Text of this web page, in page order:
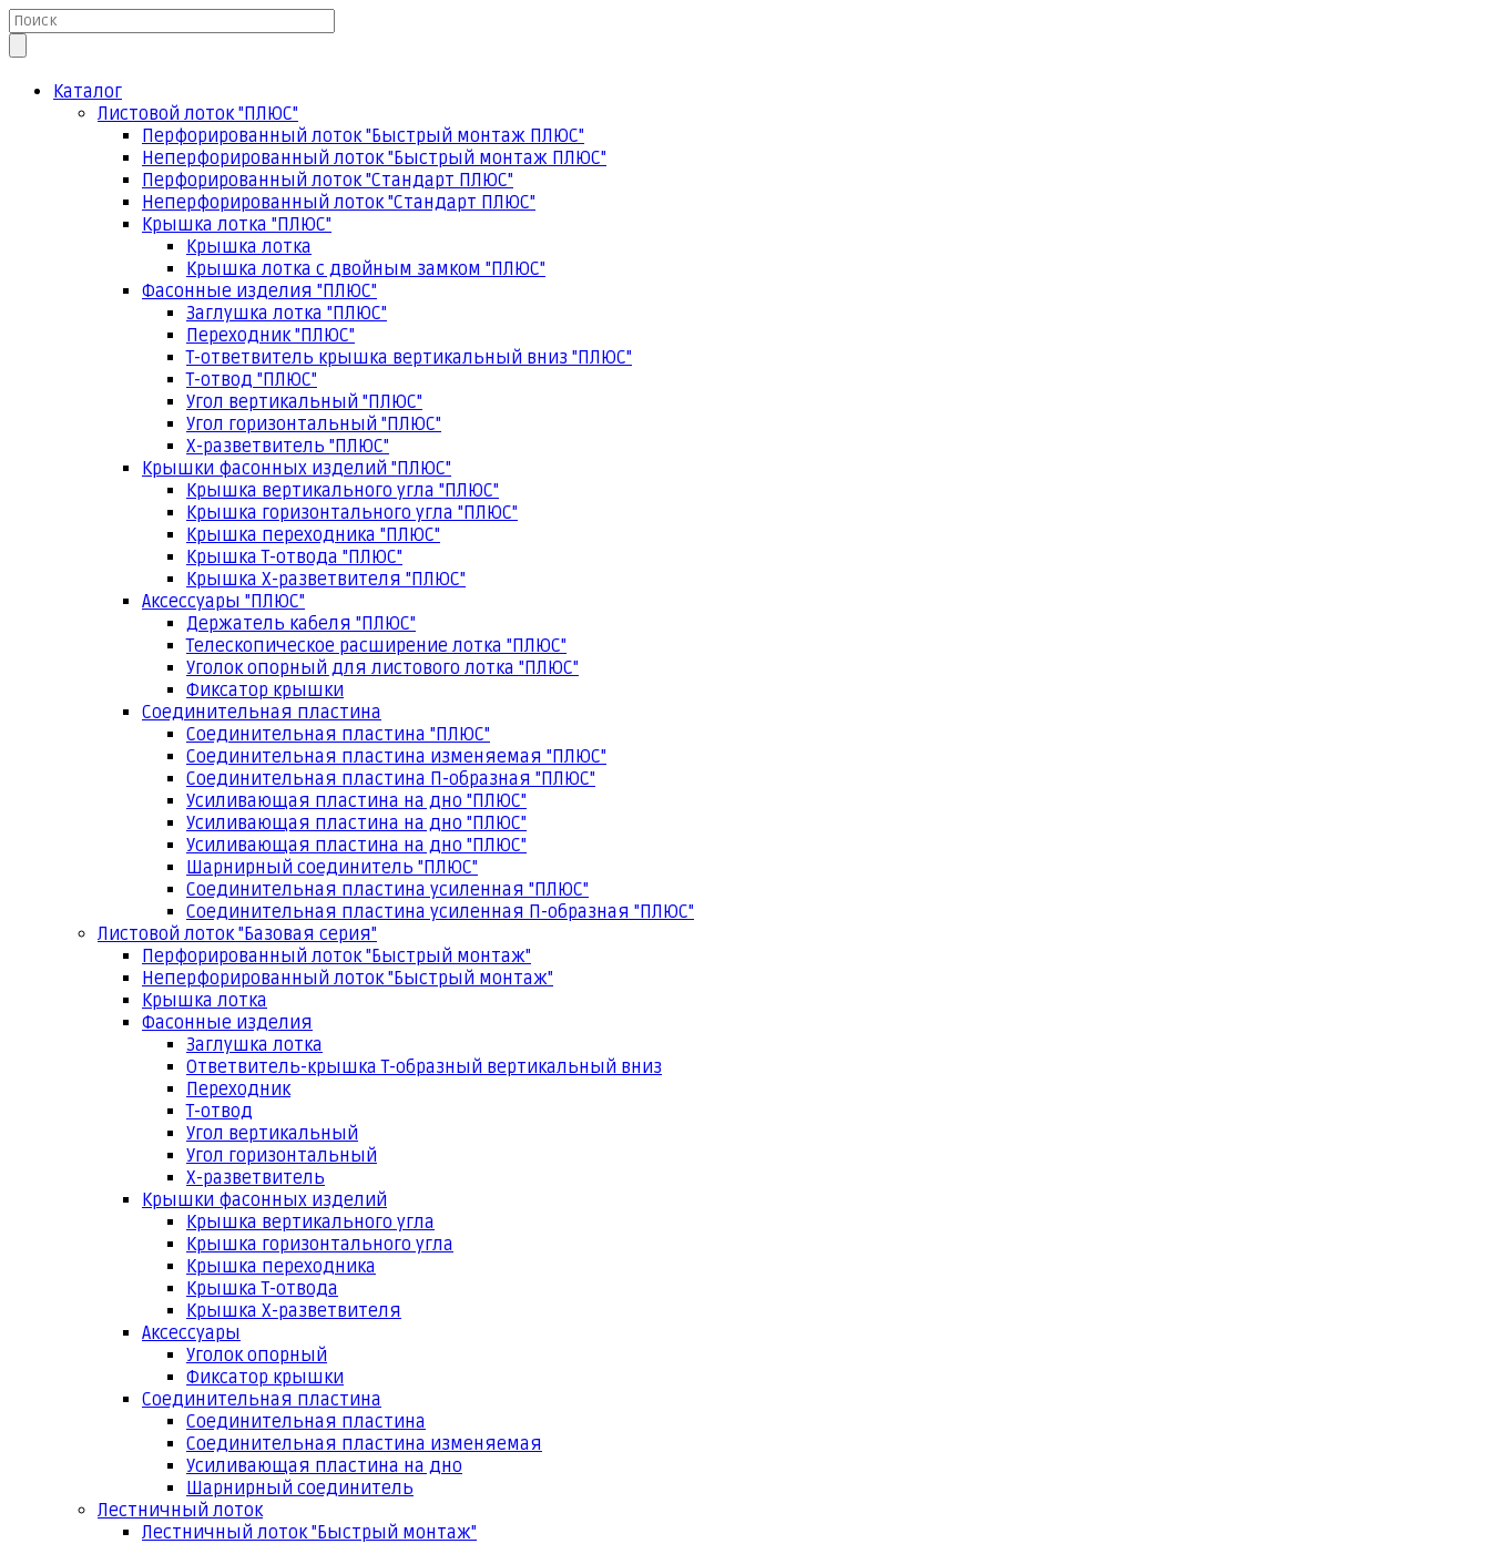
Каталог
Листовой лоток "ПЛЮС"
Перфорированный лоток "Быстрый монтаж ПЛЮС"
Неперфорированный лоток "Быстрый монтаж ПЛЮС"
Перфорированный лоток "Стандарт ПЛЮС"
Неперфорированный лоток "Стандарт ПЛЮС"
Крышка лотка "ПЛЮС"
Крышка лотка
Крышка лотка с двойным замком "ПЛЮС"
Фасонные изделия "ПЛЮС"
Заглушка лотка "ПЛЮС"
Переходник "ПЛЮС"
Т-ответвитель крышка вертикальный вниз "ПЛЮС"
Т-отвод "ПЛЮС"
Угол вертикальный "ПЛЮС"
Угол горизонтальный "ПЛЮС"
Х-разветвитель "ПЛЮС"
Крышки фасонных изделий "ПЛЮС"
Крышка вертикального угла "ПЛЮС"
Крышка горизонтального угла "ПЛЮС"
Крышка переходника "ПЛЮС"
Крышка Т-отвода "ПЛЮС"
Крышка Х-разветвителя "ПЛЮС"
Аксессуары "ПЛЮС"
Держатель кабеля "ПЛЮС"
Телескопическое расширение лотка "ПЛЮС"
Уголок опорный для листового лотка "ПЛЮС"
Фиксатор крышки
Соединительная пластина
Соединительная пластина "ПЛЮС"
Соединительная пластина изменяемая "ПЛЮС"
Соединительная пластина П-образная "ПЛЮС"
Усиливающая пластина на дно "ПЛЮС"
Усиливающая пластина на дно "ПЛЮС"
Усиливающая пластина на дно "ПЛЮС"
Шарнирный соединитель "ПЛЮС"
Соединительная пластина усиленная "ПЛЮС"
Соединительная пластина усиленная П-образная "ПЛЮС"
Листовой лоток "Базовая серия"
Перфорированный лоток "Быстрый монтаж"
Неперфорированный лоток "Быстрый монтаж"
Крышка лотка
Фасонные изделия
Заглушка лотка
Ответвитель-крышка Т-образный вертикальный вниз
Переходник
Т-отвод
Угол вертикальный
Угол горизонтальный
Х-разветвитель
Крышки фасонных изделий
Крышка вертикального угла
Крышка горизонтального угла
Крышка переходника
Крышка Т-отвода
Крышка Х-разветвителя
Аксессуары
Уголок опорный
Фиксатор крышки
Соединительная пластина
Соединительная пластина
Соединительная пластина изменяемая
Усиливающая пластина на дно
Шарнирный соединитель
Лестничный лоток
Лестничный лоток "Быстрый монтаж"